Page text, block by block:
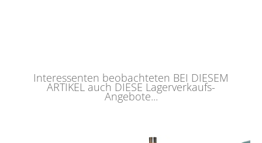
Interessenten beobachteten BEI DIESEM
ARTIKEL auch DIESE Lagerverkaufs-
Angebote...